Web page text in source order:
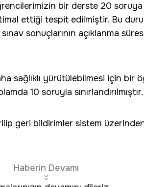
bir derste 20
ettiği tespit edilmiştir. Bu
sonuçlarının açıklanma
sağlıklı yürütülebilmesi için bir
10 soruyla sınırlandırılmıştır.
geri bildirimler sistem
Haberin Devamı